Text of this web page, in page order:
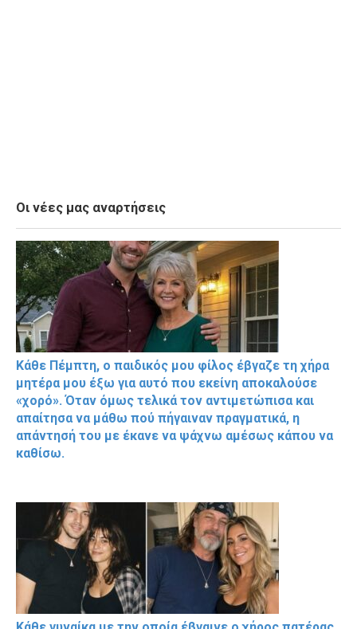
Οι νέες μας αναρτήσεις
Κάθε Πέμπτη, ο παιδικός μου φίλος έβγαζε τη χήρα
μητέρα μου έξω για αυτό που εκείνη αποκαλούσε
«χορό». Όταν όμως τελικά τον αντιμετώπισα και
απαίτησα να μάθω πού πήγαιναν πραγματικά, η
απάντησή του με έκανε να ψάχνω αμέσως κάπου να
καθίσω.